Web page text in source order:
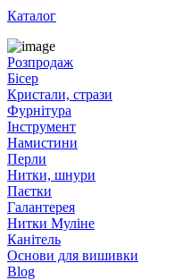
Каталог
Розпродаж
Бісер
Кристали, стрази
Фурнітура
Інструмент
Намистини
Перли
Нитки, шнури
Паєтки
Галантерея
Нитки Муліне
Канітель
Основи для вишивки
Blog